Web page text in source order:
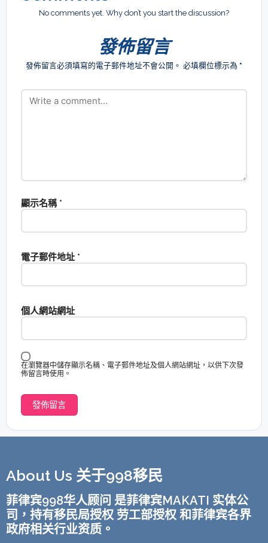
No comments yet. Why don’t you start the discussion?
發佈留言
發佈留言必須填寫的電子郵件地址不會公開。 必填欄位標示為 *
顯示名稱 *
電子郵件地址 *
個人網站網址
在瀏覽器中儲存顯示名稱、電子郵件地址及個人網站網址，以供下次發
佈留言時使用。
About Us 关于998移民
菲律宾998华人顾问 是菲律宾MAKATI 实体公
司，持有移民局授权 劳工部授权 和菲律宾各界
政府相关行业资质。